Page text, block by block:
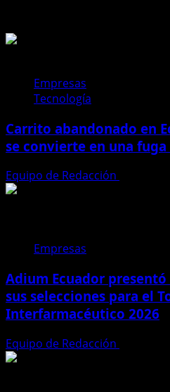
Empresas
Tecnología
Carrito abandonado en
se convierte en una
Equipo de Redacción
Empresas
Adium Ecuador
sus selecciones para el
Interfarmacéutico 2026
Equipo de Redacción